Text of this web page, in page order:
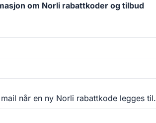
om Norli rabattkoder og tilbud
når en ny Norli rabattkode legges til.